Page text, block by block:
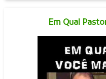
Em Qual